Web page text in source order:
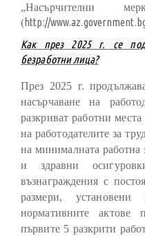
„Насърчителни
(http://
Как през 2025 г. се
безработни лица?
През 2025 г.
насърчаване на
разкриват работни
на работодателите за
на минималната работна
и здравни
възнаграждения с
размери,
нормативните актове
първите 5 разкрити